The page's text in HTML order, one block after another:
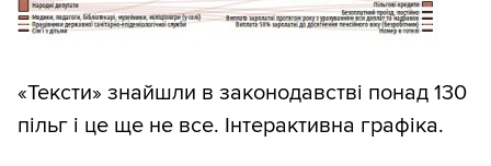
«Тексти» знайшли в законодавстві понад 130
пільг і це ще не все. Інтерактивна графіка.